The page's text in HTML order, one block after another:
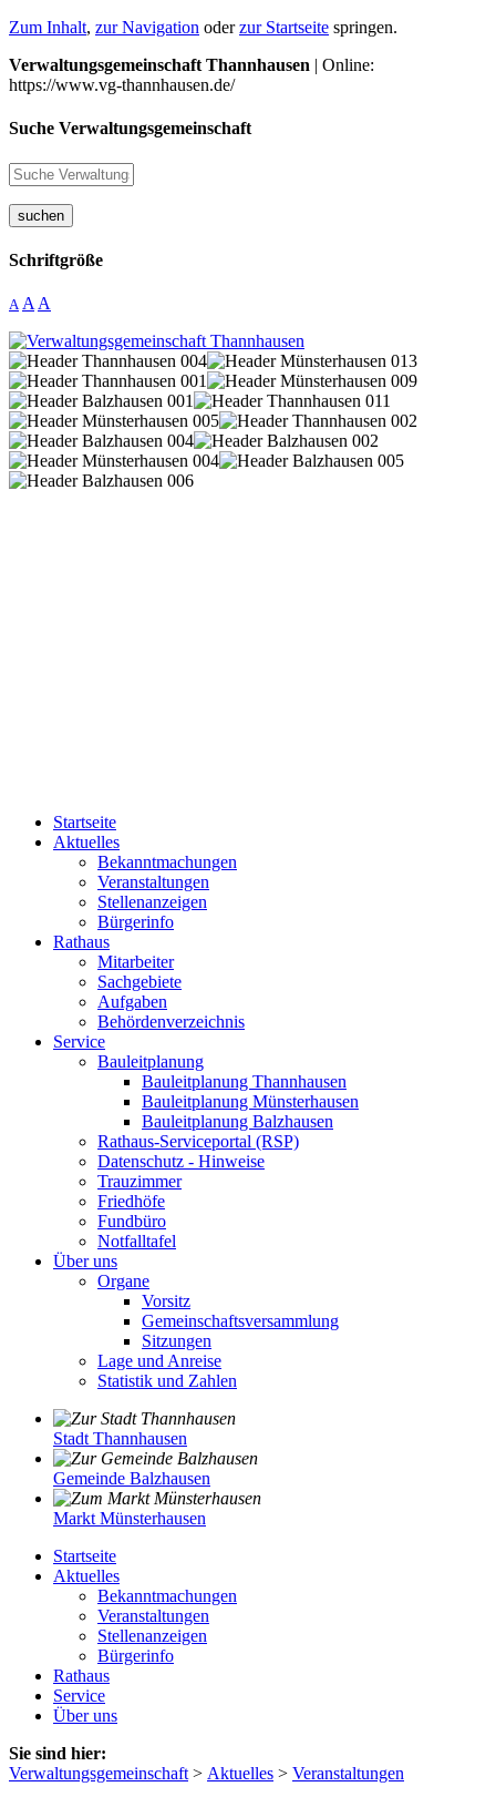
Zum Inhalt, zur Navigation oderzur Startseite springen.
Verwaltungsgemeinschaft Thannhausen | Online:
https://www.vg-thannhausen.de/
Suche Verwaltungsgemeinschaft
suchen
Schriftgröße
A A A
Startseite
Aktuelles
Bekanntmachungen
Veranstaltungen
Stellenanzeigen
Bürgerinfo
Rathaus
Mitarbeiter
Sachgebiete
Aufgaben
Behördenverzeichnis
Service
Bauleitplanung
Bauleitplanung Thannhausen
Bauleitplanung Münsterhausen
Bauleitplanung Balzhausen
Rathaus-Serviceportal (RSP)
Datenschutz - Hinweise
Trauzimmer
Friedhöfe
Fundbüro
Notfalltafel
Über uns
Organe
Vorsitz
Gemeinschaftsversammlung
Sitzungen
Lage und Anreise
Statistik und Zahlen
Stadt Thannhausen
Gemeinde Balzhausen
Markt Münsterhausen
Startseite
Aktuelles
Bekanntmachungen
Veranstaltungen
Stellenanzeigen
Bürgerinfo
Rathaus
Service
Über uns
Sie sind hier:
Verwaltungsgemeinschaft > Aktuelles > Veranstaltungen